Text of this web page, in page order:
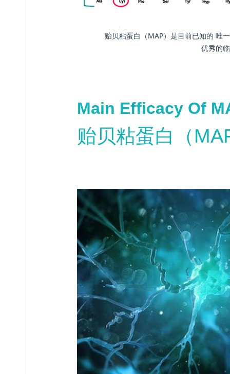
贻贝粘蛋白（MAP）是目前已知的 唯
优秀的
Main Efficacy Of
贻贝粘蛋白（